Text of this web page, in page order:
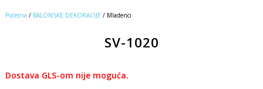
Početna / BALONSKE DEKORACIJE / Mladenci
SV-1020
Dostava GLS-om nije moguća.